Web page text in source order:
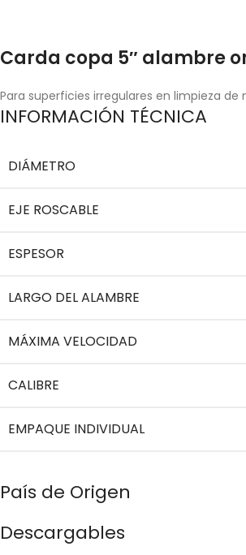
Carda copa 5″ alambre
Para superficies irregulares en limpieza
INFORMACIÓN TÉCNICA
DIÁMETRO
EJE ROSCABLE
ESPESOR
LARGO DEL ALAMBRE
MÁXIMA VELOCIDAD
CALIBRE
EMPAQUE INDIVIDUAL
País de Origen
Descargables